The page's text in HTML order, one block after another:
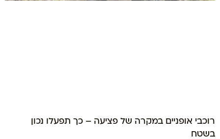
רוכבי אופניים במקרה של פציעה – כך תפעלו נכון
בשטח